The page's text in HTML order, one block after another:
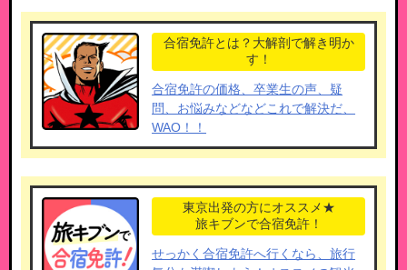
合宿免許とは？大解剖で解き明か
す！
合宿免許の価格、卒業生の声、疑
問、お悩みなどなどこれで解決だ、
WAO！！
東京出発の方にオススメ★
旅キブンで合宿免許！
せっかく合宿免許へ行くなら、旅行